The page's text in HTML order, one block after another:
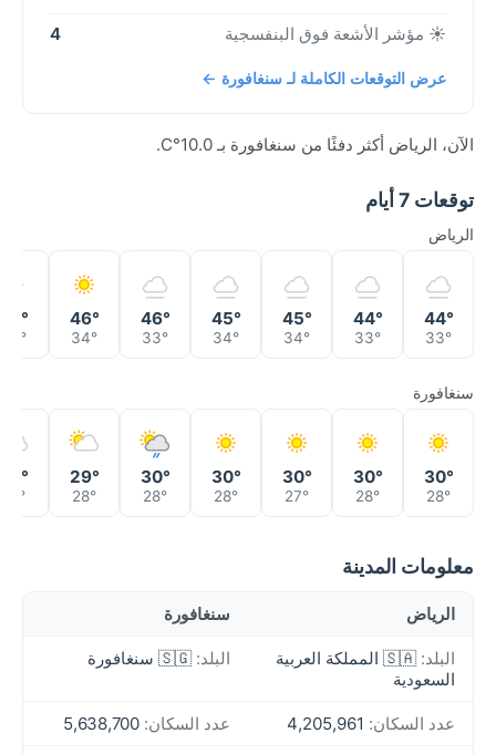
☀️ مؤشر الأشعة فوق البنفسجية 4
عرض التوقعات الكاملة لـ سنغافورة ←
الآن، الرياض أكثر دفئًا من سنغافورة بـ 10.0°C.
توقعات 7 أيام
الرياض
44°
33°
44°
33°
45°
34°
45°
34°
46°
33°
46°
34°
35°
سنغافورة
30°
28°
30°
28°
30°
27°
30°
28°
30°
28°
29°
28°
28°
معلومات المدينة
الرياض سنغافورة
البلد:
🇸🇦 المملكة العربية
السعودية
البلد: 🇸🇬 سنغافورة
عدد السكان: عدد السكان: